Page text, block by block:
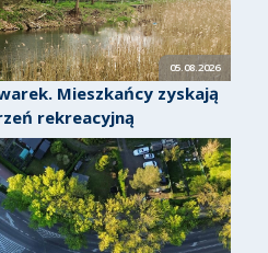
05.08.2026
Mieszkańcy zyskają
rekreacyjną